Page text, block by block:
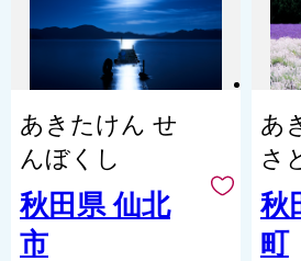
さらにきめ細やかな肉質と
深いう旨味が特徴のブラン
ド牛「秋田由利牛」、土づ
くりにこだわったアスパラ
食の魅力も満載です。
由利本荘市の魅力を、食を
通じてぜひお楽しみくださ
い。
あきたけん せ
んぼくし
秋田県 仙北
市
あ
さ
秋
町